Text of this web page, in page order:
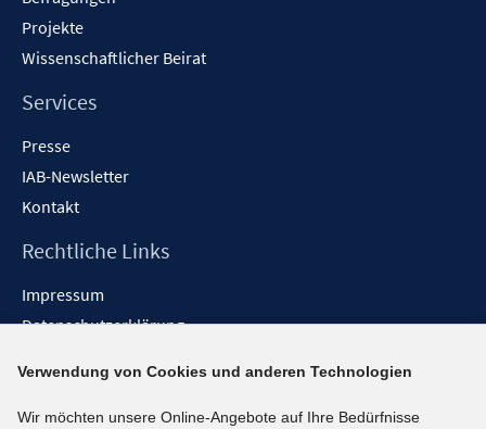
Projekte
Wissenschaftlicher Beirat
Services
Presse
IAB-Newsletter
Kontakt
Rechtliche Links
Impressum
Datenschutzerklärung
Barrieren melden
Verwendung von Cookies und anderen Technologien
Wir möchten unsere Online-Angebote auf Ihre Bedürfnisse